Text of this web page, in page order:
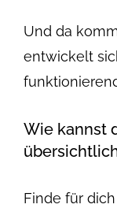
Und da
entwickelt
Wie kannst
Finde für